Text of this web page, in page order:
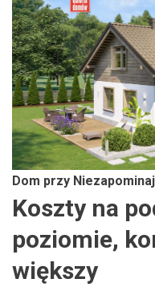
Dom przy
Koszty na
poziomie,
większy